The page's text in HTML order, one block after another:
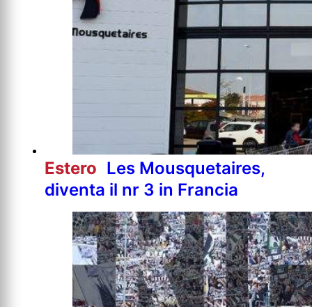
Estero Les Mousquetaires,
diventa il nr 3 in Francia